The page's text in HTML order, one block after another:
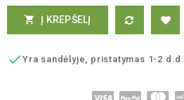
 Į KREPŠELĮ
 Yra sandėlyje, pristatymas 1-2 d.d.